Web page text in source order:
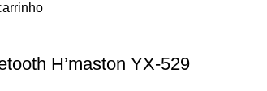
H’maston YX-529